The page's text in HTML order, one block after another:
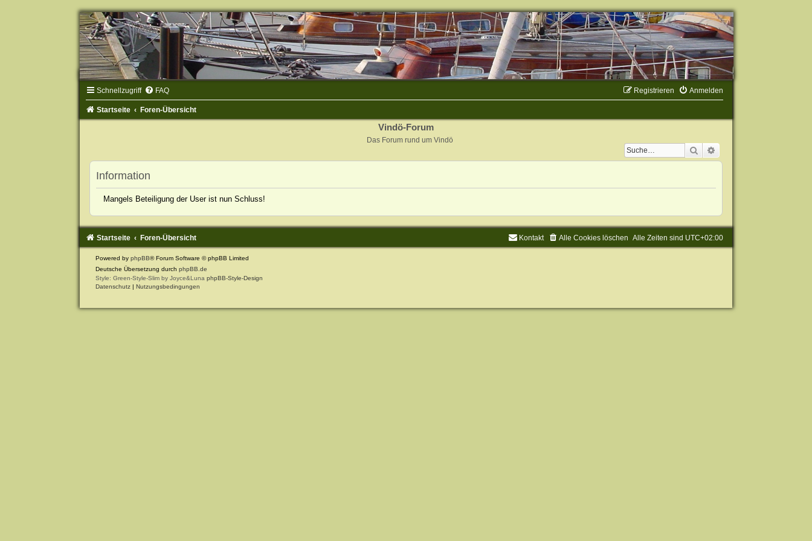
Schnellzugriff FAQ Anmelden
Registrieren
Startseite Foren-Übersicht
Vindö-Forum
Das Forum rund um Vindö
Suche
Information
Mangels Beteiligung der User ist nun Schluss!
Startseite Foren-Übersicht Alle Zeiten sind UTC+02:00
Alle Cookies löschen
Kontakt
Powered by phpBB® Forum Software © phpBB Limited
Deutsche Übersetzung durch phpBB.de
Style: Green-Style-Slim by Joyce&Luna phpBB-Style-Design
Datenschutz | Nutzungsbedingungen